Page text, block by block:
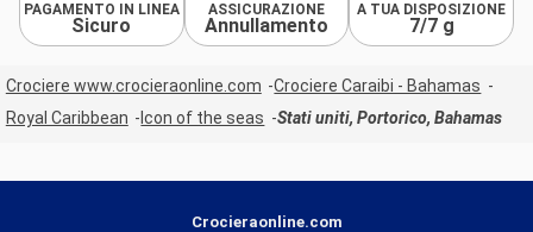
PAGAMENTO IN LINEA
Sicuro
ASSICURAZIONE
Annullamento
A TUA DISPOSIZIONE
7/7 g
Crociere www.crocieraonline.com
Crociere Caraibi - Bahamas
Royal Caribbean
Icon of the seas Stati uniti, Portorico, Bahamas
Crocieraonline.com